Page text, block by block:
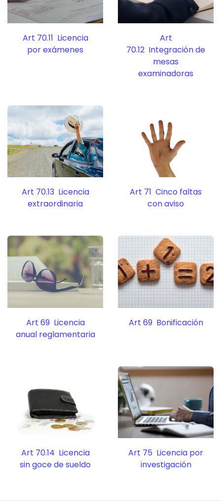
Art 70.11 Licencia
por exámenes
Art
70.12 Integración de
mesas
examinadoras
Art 70.13 Licencia
extraordinaria
Art 71 Cinco faltas
con aviso
Art 69 Licencia
anual reglamentaria
Art 69 Bonificación
Art 70.14 Licencia
sin goce de sueldo
Art 75 Licencia por
investigación